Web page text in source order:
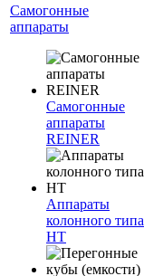
Самогонные
аппараты
Самогонные
аппараты
REINER
Аппараты
колонного типа
НТ